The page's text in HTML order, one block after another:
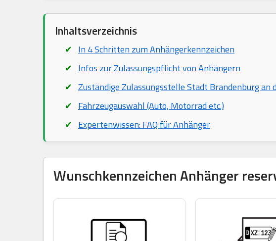
Inhaltsverzeichnis
In 4 Schritten zum Anhängerkennzeichen
Infos zur Zulassungspflicht von Anhängern
Zuständige Zulassungsstelle Stadt Brandenburg an
Fahrzeugauswahl (Auto, Motorrad etc.)
Expertenwissen: FAQ für Anhänger
Wunschkennzeichen Anhänger